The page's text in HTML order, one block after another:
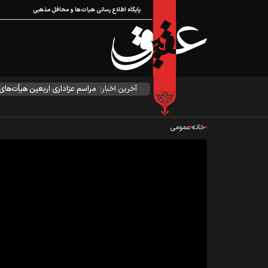
پایگاه اطلاع رسانی هیات‌ها و محافل مذهبی
آخرین اخبار: مراسم عزاداری اربعین
خانهعمومی